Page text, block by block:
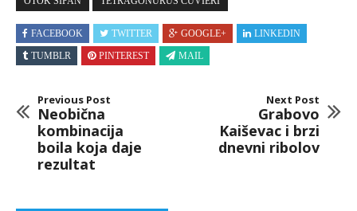
FACEBOOK TWITTER GOOGLE+
LINKEDIN
TUMBLR
PINTEREST MAIL
Previous Post
Neobična
kombinacija
boila koja daje
rezultat
Next Post
Grabovo
Kaiševac i brzi
dnevni ribolov